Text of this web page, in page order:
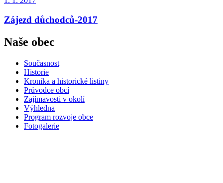
Zájezd důchodců-2017
Naše obec
Současnost
Historie
Kronika a historické listiny
Průvodce obcí
Zajímavosti v okolí
Výhledna
Program rozvoje obce
Fotogalerie